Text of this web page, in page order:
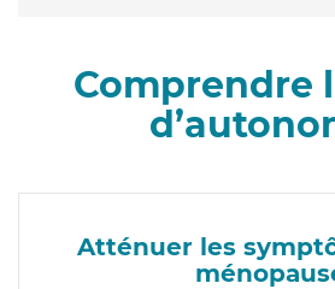
Comprendre
Atténuer les